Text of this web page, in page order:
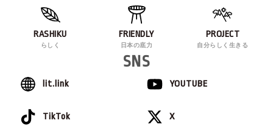
RASHIKU
らしく
FRIENDLY
日本の底力
PROJECT
自分らしく生きる
SNS
lit.link YOUTUBE
TikTok X